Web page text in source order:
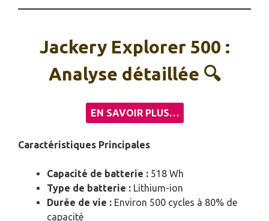
Jackery Explorer 500 :
Analyse détaillée 🔍
EN SAVOIR PLUS…
Caractéristiques Principales
Capacité de batterie : 518 Wh
Type de batterie : Lithium-ion
Durée de vie : Environ 500 cycles à 80% de
capacité